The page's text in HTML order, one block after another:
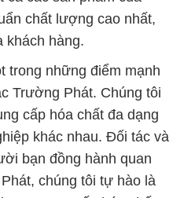
phối hóa chất Thuốc Tím
Kiên Giang
hóa chất Thuốc
tại Kiên Giang
hóa chất Thuốc Tím
Giang
← cung cấp hóa chất
tại Kiên Giang
thương mại hóa chất